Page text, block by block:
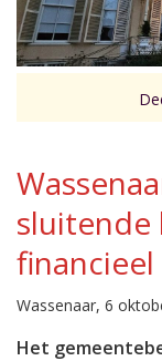
sluitende
Wassenaar, 6
Het